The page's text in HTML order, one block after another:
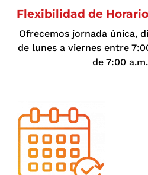
Flexibilidad de
Ofrecemos jornada única,
de lunes a viernes entre
de 7:00